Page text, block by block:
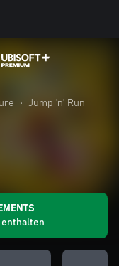
• Jump ’n’ Run